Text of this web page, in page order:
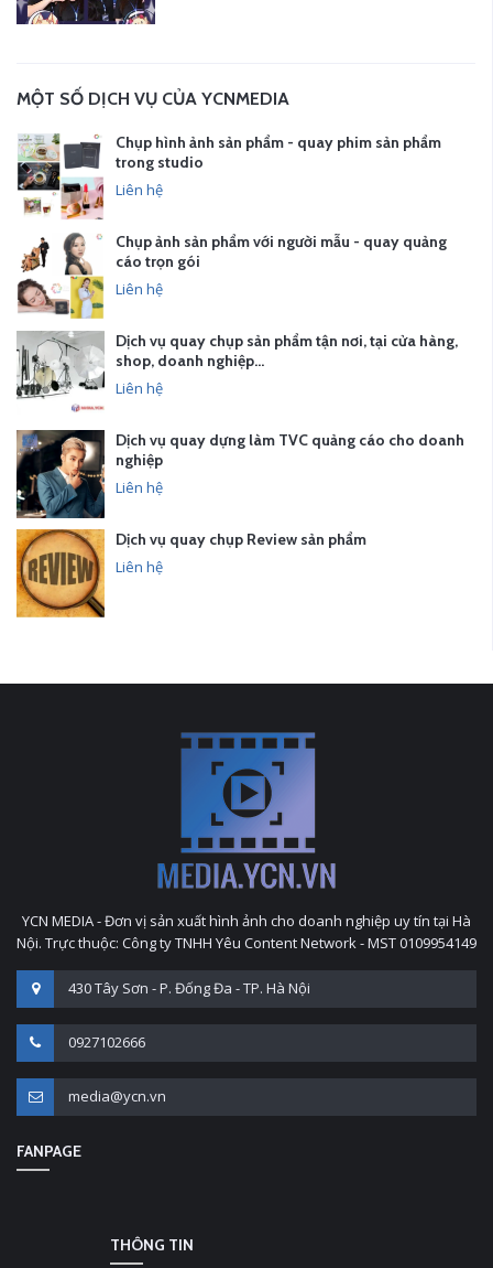
MỘT SỐ DỊCH VỤ CỦA YCNMEDIA
Chụp hình ảnh sản phẩm - quay phim sản phẩm
trong studio
Liên hệ
Chụp ảnh sản phẩm với người mẫu - quay quảng
cáo trọn gói
Liên hệ
Dịch vụ quay chụp sản phẩm tận nơi, tại cửa hàng,
shop, doanh nghiệp…
Liên hệ
Dịch vụ quay dựng làm TVC quảng cáo cho doanh
nghiệp
Liên hệ
Dịch vụ quay chụp Review sản phẩm
Liên hệ
YCN MEDIA - Đơn vị sản xuất hình ảnh cho doanh nghiệp uy tín tại Hà
Nội. Trực thuộc: Công ty TNHH Yêu Content Network - MST 0109954149
430 Tây Sơn - P. Đống Đa - TP. Hà Nội
0927102666
media@ycn.vn
FANPAGE
THÔNG TIN